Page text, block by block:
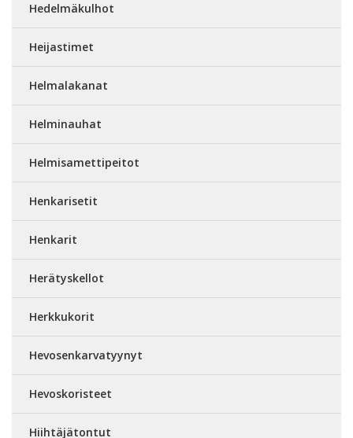
Hedelmäkulhot
Heijastimet
Helmalakanat
Helminauhat
Helmisamettipeitot
Henkarisetit
Henkarit
Herätyskellot
Herkkukorit
Hevosenkarvatyynyt
Hevoskoristeet
Hiihtäjätontut